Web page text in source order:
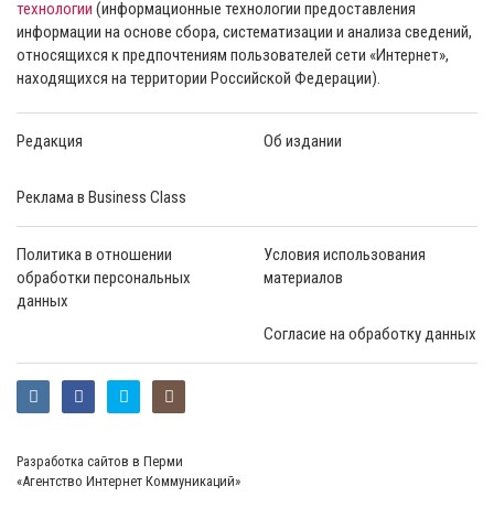
технологии (информационные технологии предоставления
информации на основе сбора, систематизации и анализа сведений,
относящихся к предпочтениям пользователей сети «Интернет»,
находящихся на территории Российской Федерации).
Редакция Об издании
Реклама в Business Class
Политика в отношении
обработки персональных
данных
Условия использования
материалов
Согласие на обработку данных
Разработка сайтов в Перми
«Агентство Интернет Коммуникаций»